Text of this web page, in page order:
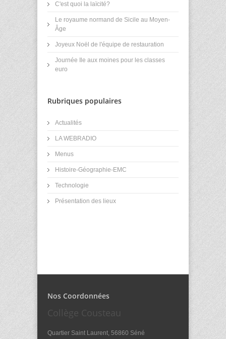
C'est quoi la laïcité?
Le royaume normand de Sicile au Moyen-
Âge
Joyeux Noël de l'équipe de restauration
Journée Ile aux moines pour les classes
euro
Rubriques populaires
Actualités
LA WEBRADIO
Menus
Histoire-Géographie-EMC
Technologie
Présentation des lieux
Nos Coordonnées
Collège Cousteau
Quartier Saint Laurent, 56860 Séné